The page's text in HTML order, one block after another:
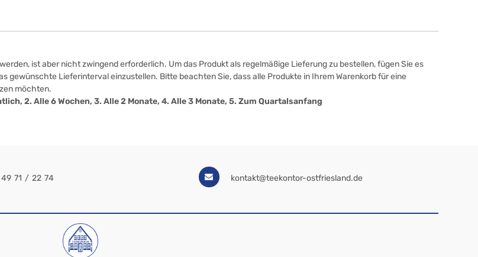
ist aber nicht zwingend erforderlich. Um das Produkt als regelmäßige Lieferung zu bestellen, fügen Sie es
gewünschte Lieferinterval einzustellen. Bitte beachten Sie, dass alle Produkte in Ihrem Warenkorb für eine
möchten.
2. Alle 6 Wochen, 3. Alle 2 Monate, 4. Alle 3 Monate, 5. Zum Quartalsanfang
71 / 22 74 kontakt@teekontor-ostfriesland.de